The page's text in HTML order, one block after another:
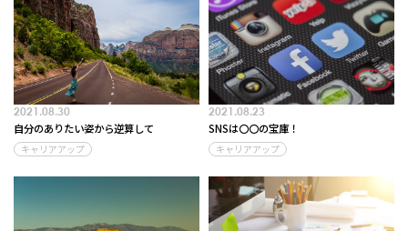
2021.08.30
自分のありたい姿から逆算して
キャリアアップ
2021.08.23
SNSは〇〇の宝庫！
キャリアアップ